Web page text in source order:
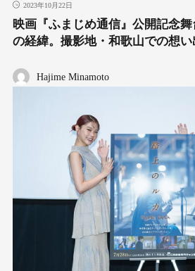
2023年10月22日
映画『ふまじめ通信』公開記念
の経緯。撮影地・和歌山での想い
Hajime Minamoto